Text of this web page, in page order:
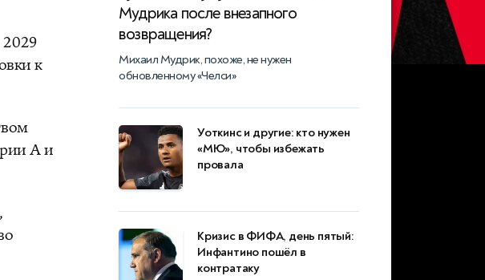
2029
к
А и
Мудрика после внезапного
возвращения?
Михаил Мудрик, похоже, не нужен
обновленному «Челси»
Уоткинс и другие: кто нужен
«МЮ», чтобы избежать
провала
Кризис в ФИФА, день пятый:
Инфантино пошёл в
контратаку